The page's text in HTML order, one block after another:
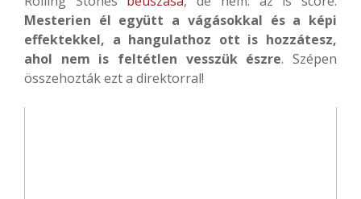
Mesterien él együtt a vágásokkal és a képi
effektekkel, a hangulathoz ott is hozzátesz,
ahol nem is feltétlen vesszük észre. Szépen
összehozták ezt a direktorral!